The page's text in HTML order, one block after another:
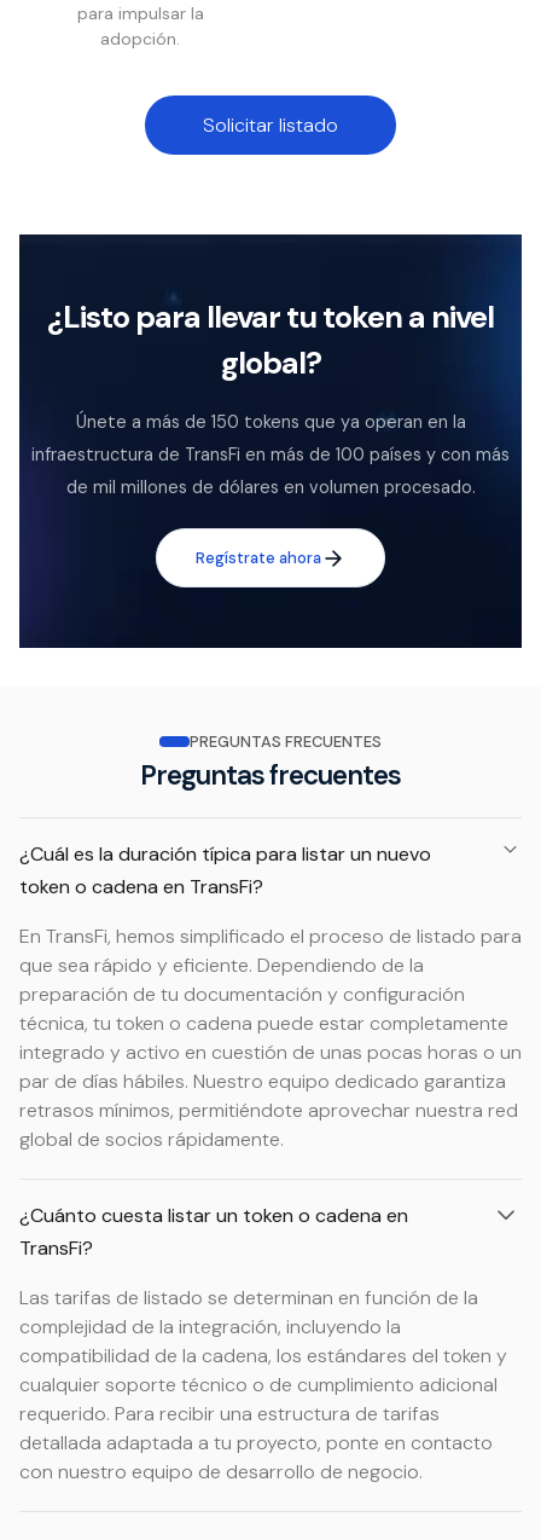
para impulsar la
adopción.
Solicitar listado
¿Listo para llevar tu token a nivel
global?
Únete a más de 150 tokens que ya operan en la
infraestructura de TransFi en más de 100 países y con más
de mil millones de dólares en volumen procesado.
Regístrate ahora
PREGUNTAS FRECUENTES
Preguntas frecuentes
¿Cuál es la duración típica para listar un nuevo
token o cadena en TransFi?
En TransFi, hemos simplificado el proceso de listado para
que sea rápido y eficiente. Dependiendo de la
preparación de tu documentación y configuración
técnica, tu token o cadena puede estar completamente
integrado y activo en cuestión de unas pocas horas o un
par de días hábiles. Nuestro equipo dedicado garantiza
retrasos mínimos, permitiéndote aprovechar nuestra red
global de socios rápidamente.
¿Cuánto cuesta listar un token o cadena en
TransFi?
Las tarifas de listado se determinan en función de la
complejidad de la integración, incluyendo la
compatibilidad de la cadena, los estándares del token y
cualquier soporte técnico o de cumplimiento adicional
requerido. Para recibir una estructura de tarifas
detallada adaptada a tu proyecto, ponte en contacto
con nuestro equipo de desarrollo de negocio.